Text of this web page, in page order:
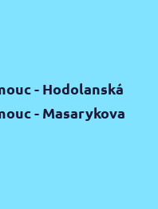
- Hodolanská
- Masarykova